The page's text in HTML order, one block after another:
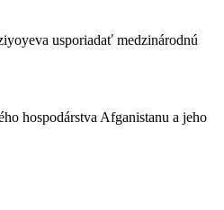
usporiadať medzinárodnú
hospodárstva Afganistanu a jeho